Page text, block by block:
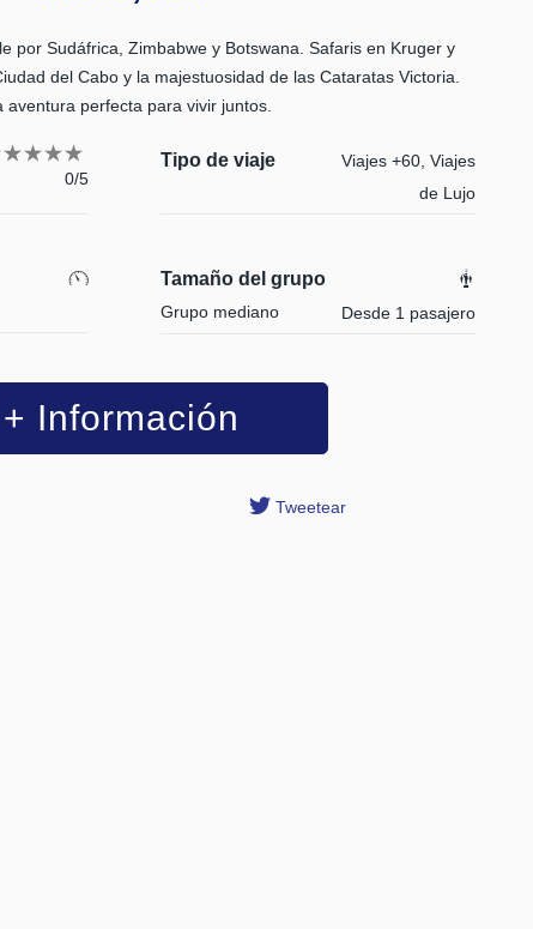
por Sudáfrica, Zimbabwe y Botswana. Safaris en Kruger y
del Cabo y la majestuosidad de las Cataratas Victoria.
aventura perfecta para vivir juntos.
0/5
Tipo de viaje
Viajes +60, Viajes
de Lujo
Tamaño del grupo
Grupo mediano Desde 1 pasajero
+ Información
Tweetear